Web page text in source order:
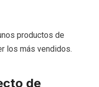
productos de
los más vendidos.
de